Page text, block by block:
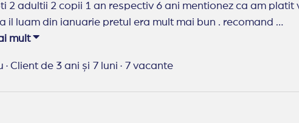
2 adultii 2 copii 1 an respectiv 6 ani mentionez ca am
il luam din ianuarie pretul era mult mai bun . recomand
Travelplanner:
mult
· Client de 3 ani și 7 luni · 7 vacante